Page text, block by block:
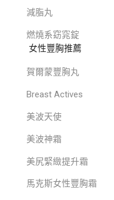
減脂丸
燃燒系窈窕錠
女性豐胸推薦
賀爾蒙豐胸丸
Breast Actives
美波天使
美波神霜
美尻緊緻提升霜
馬克斯女性豐胸霜